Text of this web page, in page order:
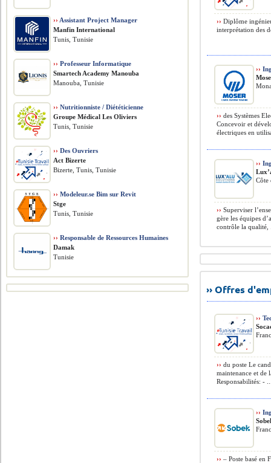
›› Diplôme
interprétation des
››
›› des Systèmes
Concevoir et
électriques en
››
›› Superviser
gère les équipes
contrôle la qualité,
›› Offres
››
›› du poste Le
maintenance et de
Responsabilités: -
››
›› – Poste basé en
›› Assistant Project Manager
Manfin International
Tunis, Tunisie
›› Professeur Informatique
Smartech Academy Manouba
Manouba, Tunisie
›› Nutritionniste / Diététicienne
Groupe Médical Les Oliviers
Tunis, Tunisie
›› Des Ouvriers
Act Bizerte
Bizerte, Tunis, Tunisie
›› Modeleur.se Bim sur Revit
Stge
Tunis, Tunisie
›› Responsable de Ressources Humaines
Damak
Tunisie